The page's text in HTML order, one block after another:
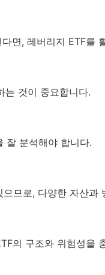
면, 레버리지 ETF를
는 것이 중요합니다.
잘 분석해야 합니다.
므로, 다양한 자산과
의 구조와 위험성을